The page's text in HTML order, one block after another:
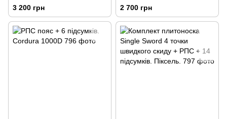
швидке скидання 4 точки, 7
підсумків та напашник.
Піксель.
3 200 грн
основа.
2 700 грн